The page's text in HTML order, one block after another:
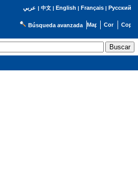
عربي | 中文| English | Français| Русский
Búsqueda avanzada